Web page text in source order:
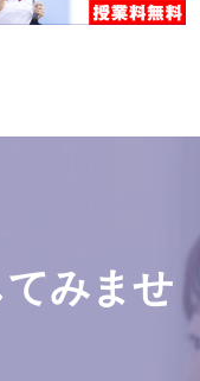
みませ